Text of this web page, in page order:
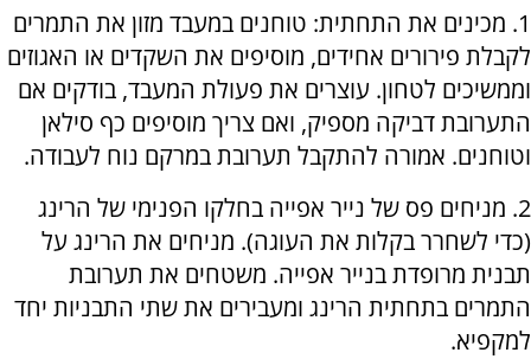
1. מכינים את התחתית: טוחנים במעבד מזון את התמרים
לקבלת פירורים אחידים, מוסיפים את השקדים או האגוזים
וממשיכים לטחון. עוצרים את פעולת המעבד, בודקים אם
התערובת דביקה מספיק, ואם צריך מוסיפים כף סילאן
וטוחנים. אמורה להתקבל תערובת במרקם נוח לעבודה.
2. מניחים פס של נייר אפייה בחלקו הפנימי של הרינג
(כדי לשחרר בקלות את העוגה). מניחים את הרינג על
תבנית מרופדת בנייר אפייה. משטחים את תערובת
התמרים בתחתית הרינג ומעבירים את שתי התבניות יחד
למקפיא.